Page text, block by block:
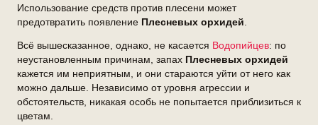
Использование средств против плесени может
предотвратить появление Плесневых орхидей
Всё вышесказанное, однако, не касается Водопийцев: по
неустановленным причинам, запах Плесневых орхидей
кажется им неприятным, и они стараются уйти от него как
можно дальше. Независимо от уровня агрессии и
обстоятельств, никакая особь не попытается приблизиться к
цветам.